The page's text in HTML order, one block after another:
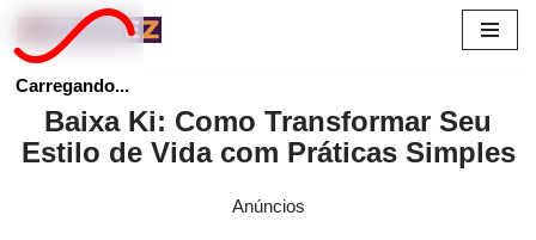
Carregando...
Pular
para
conteúdo
Baixa Ki: Como Transformar Seu
Estilo de Vida com Práticas Simples
Anúncios